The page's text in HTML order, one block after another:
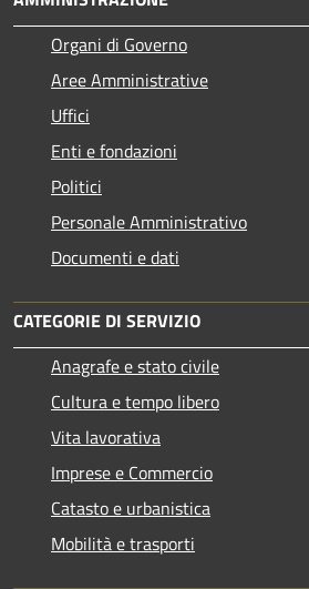
Organi di Governo
Aree Amministrative
Uffici
Enti e fondazioni
Politici
Personale Amministrativo
Documenti e dati
CATEGORIE DI SERVIZIO
Anagrafe e stato civile
Cultura e tempo libero
Vita lavorativa
Imprese e Commercio
Catasto e urbanistica
Mobilità e trasporti